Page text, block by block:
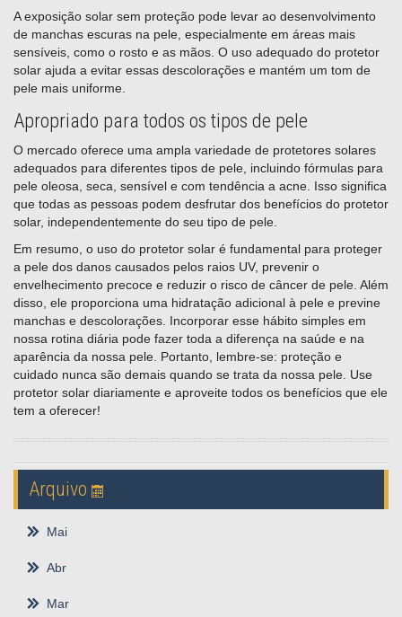
A exposição solar sem proteção pode levar ao desenvolvimento
de manchas escuras na pele, especialmente em áreas mais
sensíveis, como o rosto e as mãos. O uso adequado do protetor
solar ajuda a evitar essas descolorações e mantém um tom de
pele mais uniforme.
Apropriado para todos os tipos de pele
O mercado oferece uma ampla variedade de protetores solares
adequados para diferentes tipos de pele, incluindo fórmulas para
pele oleosa, seca, sensível e com tendência a acne. Isso significa
que todas as pessoas podem desfrutar dos benefícios do protetor
solar, independentemente do seu tipo de pele.
Em resumo, o uso do protetor solar é fundamental para proteger
a pele dos danos causados pelos raios UV, prevenir o
envelhecimento precoce e reduzir o risco de câncer de pele. Além
disso, ele proporciona uma hidratação adicional à pele e previne
manchas e descolorações. Incorporar esse hábito simples em
nossa rotina diária pode fazer toda a diferença na saúde e na
aparência da nossa pele. Portanto, lembre-se: proteção e
cuidado nunca são demais quando se trata da nossa pele. Use
protetor solar diariamente e aproveite todos os benefícios que ele
tem a oferecer!
Arquivo
Mai
Abr
Mar